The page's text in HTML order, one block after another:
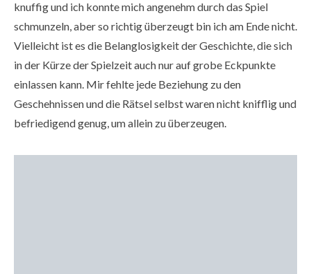
knuffig und ich konnte mich angenehm durch das Spiel
schmunzeln, aber so richtig überzeugt bin ich am Ende nicht.
Vielleicht ist es die Belanglosigkeit der Geschichte, die sich
in der Kürze der Spielzeit auch nur auf grobe Eckpunkte
einlassen kann. Mir fehlte jede Beziehung zu den
Geschehnissen und die Rätsel selbst waren nicht knifflig und
befriedigend genug, um allein zu überzeugen.